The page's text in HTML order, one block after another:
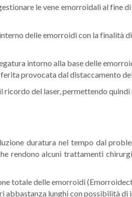
le vene emorroidali al fine
delle emorroidi con la finalità
intorno alla base delle
provocata dal distaccamento
del laser, permettendo
duratura nel tempo dal
rendono alcuni trattamenti
totale delle emorroidi
abbastanza lunghi con possibilità di